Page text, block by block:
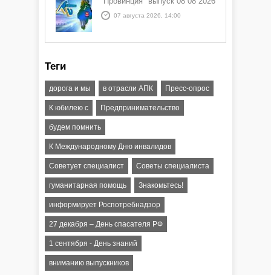
07 августа 2026, 14:00
Теги
дорога и мы в отрасли АПК Пресс-опрос
К юбилею с Предпринимательство
будем помнить
К Международному Дню инвалидов
Советует специалист Советы специалиста
гуманитарная помощь Знакомьтесь!
информирует Роспотребнадзор
27 декабря – День спасателя РФ
1 сентября - День знаний
вниманию выпускников